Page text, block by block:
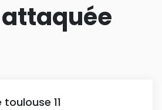
attaquée
11